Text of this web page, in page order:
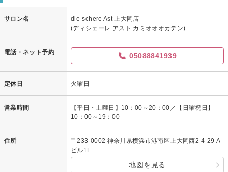
サロン名
die-schere Ast 上大岡店
(ディシェーレ アスト カミオオオカテン)
電話・ネット予約 05088841939
定休日 火曜日
営業時間
【平日・土曜日】10：00～20：00／【日曜祝日】
10：00～19：00
住所
〒233-0002 神奈川県横浜市港南区上大岡西2-4-29 A
ビル1F
地図を見る